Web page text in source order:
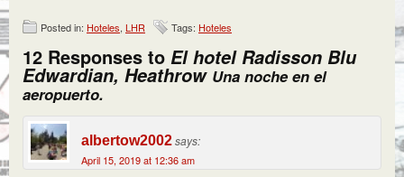
Posted in: Hoteles, LHR Tags: Hoteles
12 Responses to El hotel Radisson Blu
Edwardian, Heathrow Una noche en el
aeropuerto.
albertow2002says:
April 15, 2019 at 12:36 am